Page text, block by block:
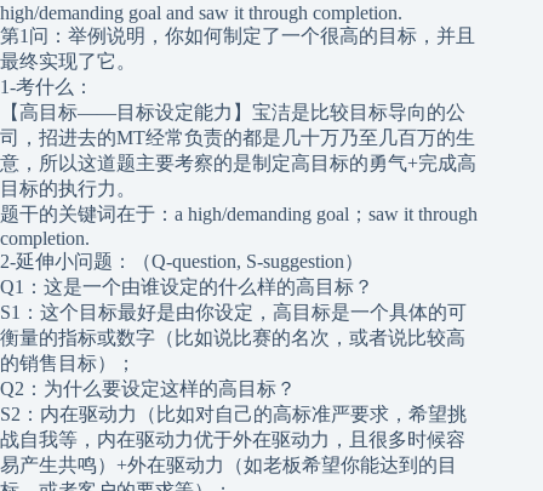
high/demanding goal and saw it through completion.
第1问：举例说明，你如何制定了一个很高的目标，并且
最终实现了它。
1-考什么：
【高目标——目标设定能力】宝洁是比较目标导向的公
司，招进去的MT经常负责的都是几十万乃至几百万的生
意，所以这道题主要考察的是制定高目标的勇气+完成高
目标的执行力。
题干的关键词在于：a high/demanding goal；saw it through
completion.
2-延伸小问题：（Q-question, S-suggestion）
Q1：这是一个由谁设定的什么样的高目标？
S1：这个目标最好是由你设定，高目标是一个具体的可
衡量的指标或数字（比如说比赛的名次，或者说比较高
的销售目标）；
Q2：为什么要设定这样的高目标？
S2：内在驱动力（比如对自己的高标准严要求，希望挑
战自我等，内在驱动力优于外在驱动力，且很多时候容
易产生共鸣）+外在驱动力（如老板希望你能达到的目